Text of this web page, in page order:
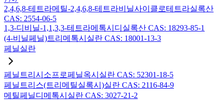
2,4,6,8-테트라메틸-2,4,6,8-테트라비닐사이클로테트라실록산
CAS: 2554-06-5
1,3-디비닐-1,1,3,3-테트라메톡시디실록산 CAS: 18293-85-1
(4-비닐페닐)트리메톡시실란 CAS: 18001-13-3
페닐실란
페닐트리시소프로페닐옥시실란 CAS: 52301-18-5
페닐트리스(트리메틸실록시)실란 CAS: 2116-84-9
메틸페닐디메톡시실란 CAS: 3027-21-2